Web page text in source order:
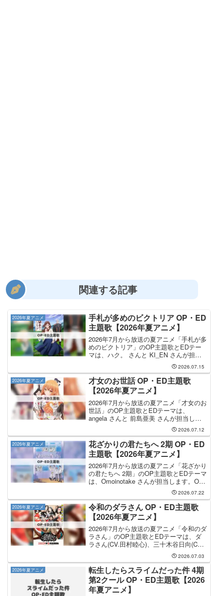
関連する記事
2026年夏アニメ
手札が多めのビクトリア OP・ED
主題歌【2026年夏アニメ】
2026年7月から放送の夏アニメ「手札が多
めのビクトリア」のOP主題歌とEDテー
マは、ハク。 さんと KI_EN さんが担当
します。OP主題歌の担当はハク。さん
で、曲名は「一進」です。ハク。 さんの
CDは、2026年7月8日（水）に発売され...
2026.07.15
2026年夏アニメ
才女のお世話 OP・ED主題歌
【2026年夏アニメ】
2026年7月から放送の夏アニメ「才女のお
世話」のOP主題歌とEDテーマは、
angela さんと 前島亜美 さんが担当しま
す。OP主題歌を手掛けるのは angela さ
んで、そのOP主題歌のタイトルは「最最
最高級のお世話して」になります。E...
2026.07.12
2026年夏アニメ
花ざかりの君たちへ 2期 OP・ED
主題歌【2026年夏アニメ】
2026年7月から放送の夏アニメ「花ざかり
の君たちへ 2期」のOP主題歌とEDテーマ
は、Omoinotake さんが担当します。OP
主題歌のタイトルは「FLASHBULB」
で、EDテーマの曲名は「花束」です。気
になるところまで読み飛ばす O...
2026.07.22
2026年夏アニメ
令和のダラさん OP・ED主題歌
【2026年夏アニメ】
2026年7月から放送の夏アニメ「令和のダ
ラさん」のOP主題歌とEDテーマは、ダ
ラさん(CV.田村睦心)、三十木谷日向(CV.
津田美波)、三十木谷薫(CV.寺澤百花)、ナ
レーション(CV.てらそままさき) さんと
REIRIE さんが担当し...
2026.07.03
2026年夏アニメ
転生したらスライムだった件 4期
第2クール OP・ED主題歌【2026
年夏アニメ】